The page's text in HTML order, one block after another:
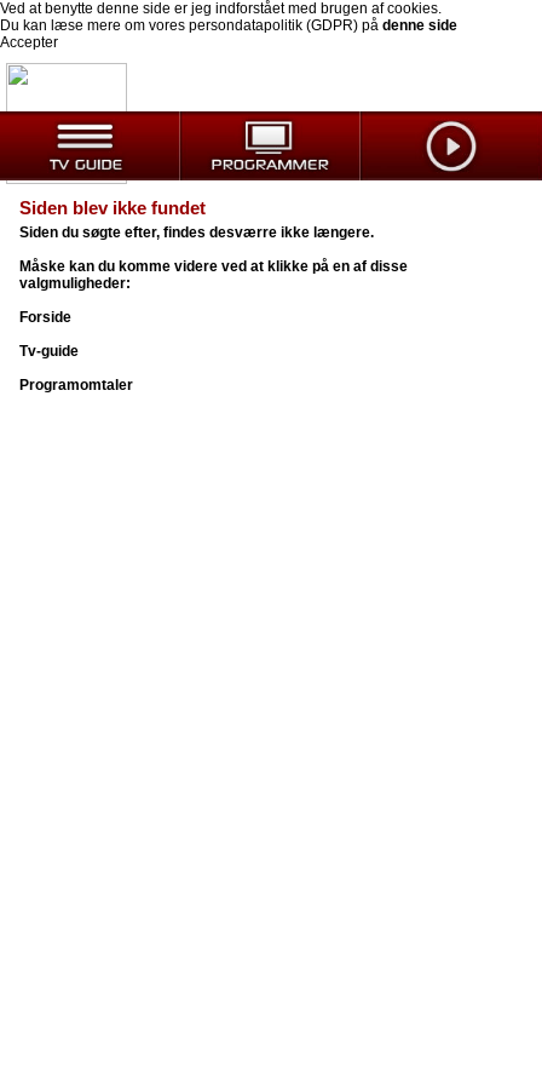
Ved at benytte denne side er jeg indforstået med brugen af cookies.
Du kan læse mere om vores persondatapolitik (GDPR) på denne side
Accepter
Siden blev ikke fundet
Siden du søgte efter, findes desværre ikke længere.
Måske kan du komme videre ved at klikke på en af disse
valgmuligheder:
Forside
Tv-guide
Programomtaler